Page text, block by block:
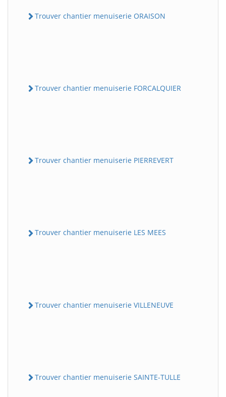
Trouver chantier menuiserie ORAISON
Trouver chantier menuiserie FORCALQUIER
Trouver chantier menuiserie PIERREVERT
Trouver chantier menuiserie LES MEES
Trouver chantier menuiserie VILLENEUVE
Trouver chantier menuiserie SAINTE-TULLE